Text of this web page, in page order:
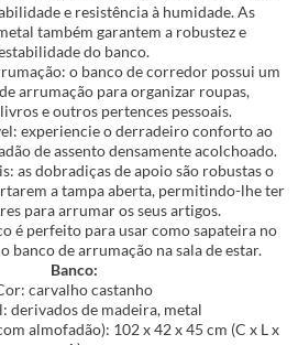
e resistência à humidade. As
também garantem a robustez e
do banco.
o banco de corredor possui um
arrumação para organizar roupas,
e outros pertences pessoais.
experiencie o derradeiro conforto ao
de assento densamente acolchoado.
as dobradiças de apoio são robustas o
a tampa aberta, permitindo-lhe ter
para arrumar os seus artigos.
é perfeito para usar como sapateira no
banco de arrumação na sala de estar.
Banco:
carvalho castanho
derivados de madeira, metal
almofadão): 102 x 42 x 45 cm (C x L x